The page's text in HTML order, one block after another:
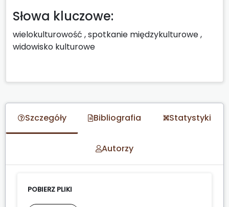
Słowa kluczowe:
wielokulturowość ,spotkanie międzykulturowe,
widowisko kulturowe
Szczegóły Bibliografia Statystyki
Autorzy
POBIERZ PLIKI